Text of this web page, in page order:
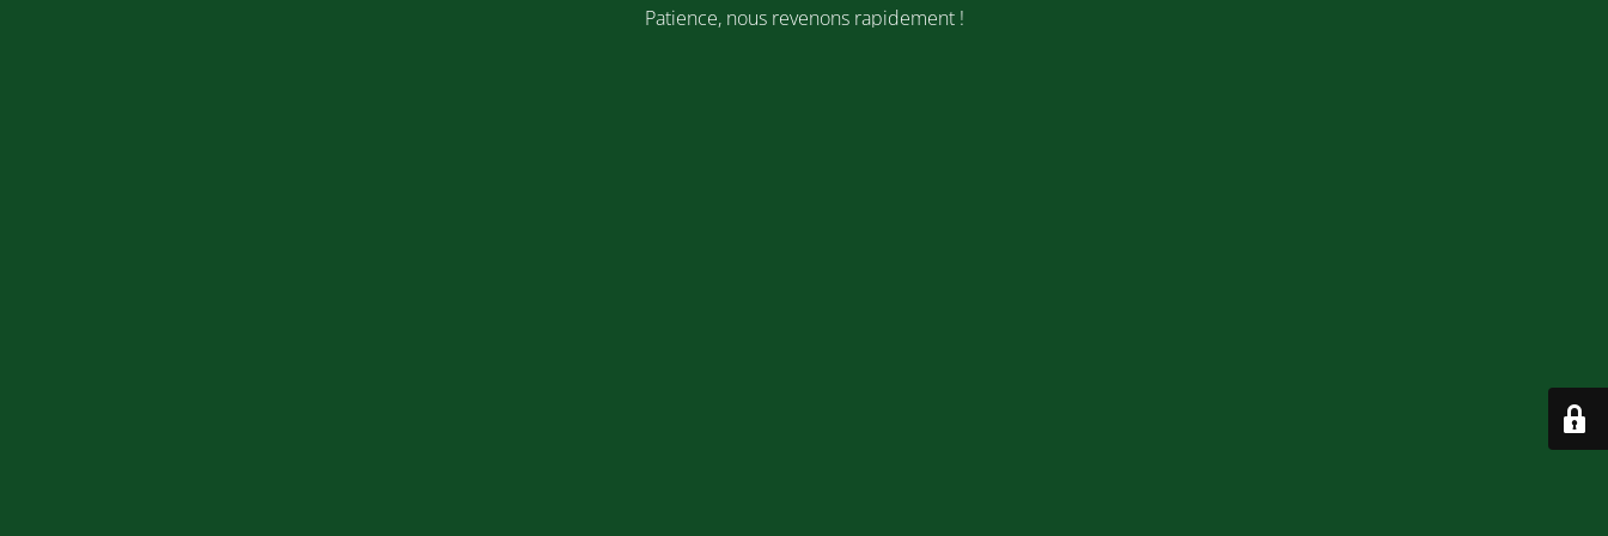
Patience, nous revenons rapidement !